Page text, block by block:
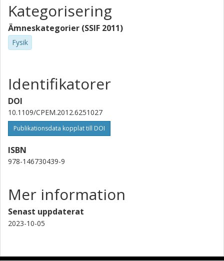
Sergey Kubatkin
Chalmers, Mikroteknologi och nanovetenskap,
Kvantkomponentfysik
Forskning
S. Kopylov
Lancaster University
V. I. Fal'ko
Lancaster University
Kategorisering
Ämneskategorier (SSIF 2011)
Fysik
Identifikatorer
DOI
10.1109/CPEM.2012.6251027
Publikationsdata kopplat till DOI
ISBN
978-146730439-9
Mer information
Senast uppdaterat
2023-10-05